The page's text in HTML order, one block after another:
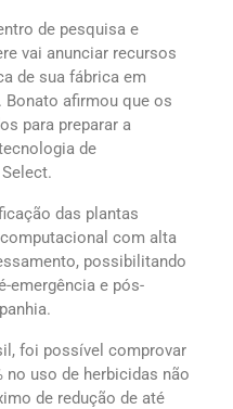
de pesquisa e
vai anunciar recursos
de sua fábrica em
Bonato afirmou que os
para preparar a
de
das plantas
com alta
possibilitando
emergência e pós-
foi possível comprovar
no uso de herbicidas não
de redução de até